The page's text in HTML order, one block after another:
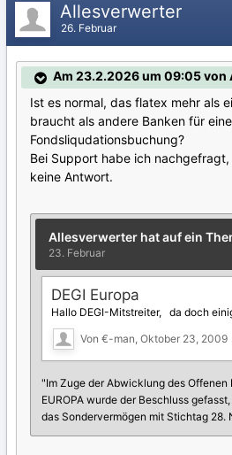
Allesverwerter
26. Februar
Am 23.2.2026 um 09:05 von
Ist es normal, das flatex mehr als
braucht als andere Banken für eine
Fondsliqudationsbuchung?
Bei Support habe ich
keine Antwort.